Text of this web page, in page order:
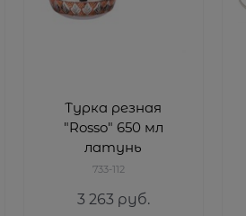
Турка резная
"Rosso" 650 мл
латунь
733-112
3 263 руб.